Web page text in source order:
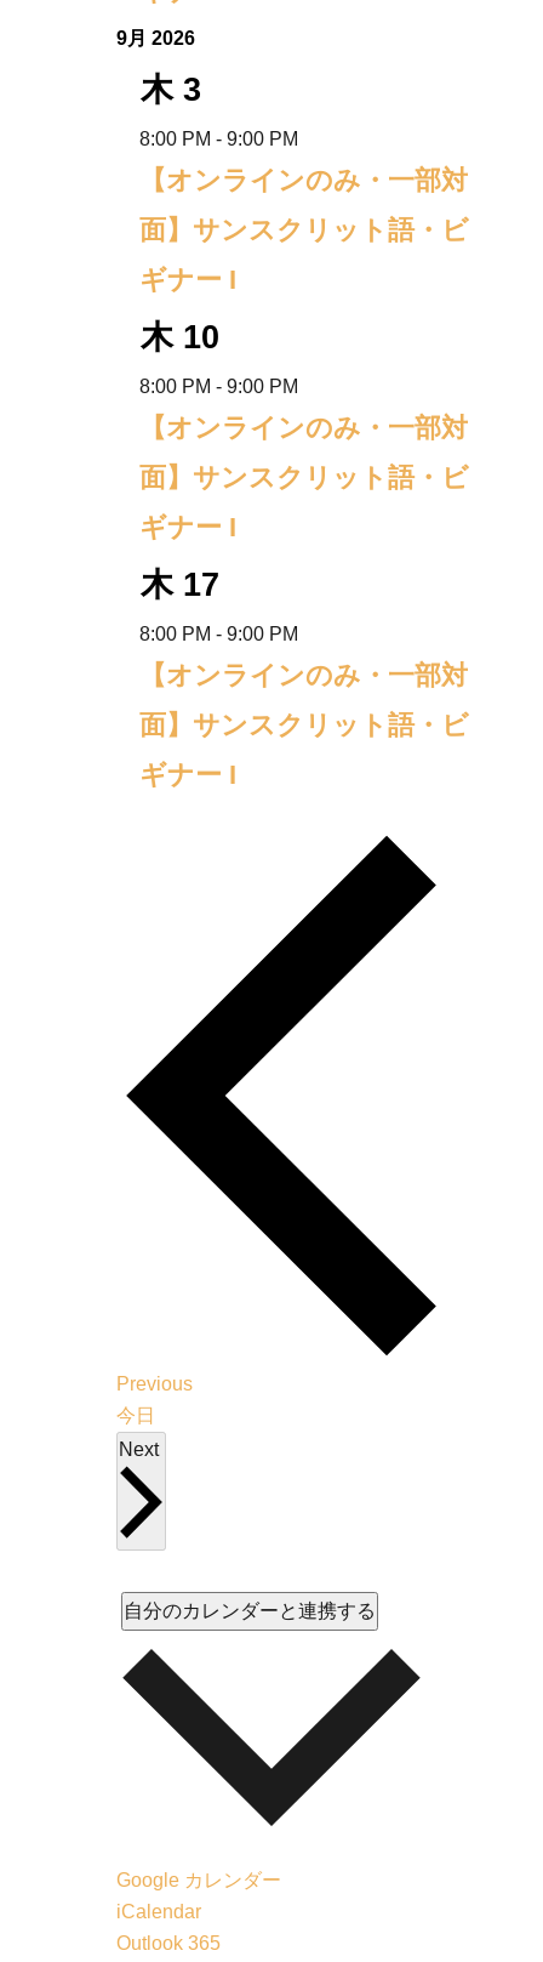
9月 2026
木3
8:00 PM -9:00 PM
【オンラインのみ・一部対
面】サンスクリット語・ビ
ギナー I
木 10
8:00 PM -9:00 PM
【オンラインのみ・一部対
面】サンスクリット語・ビ
ギナー I
木 17
8:00 PM -9:00 PM
【オンラインのみ・一部対
面】サンスクリット語・ビ
ギナー I
Previousイ
今日
Next
自分のカレンダーと連携する
Google カレンダー
iCalendar
Outlook 365